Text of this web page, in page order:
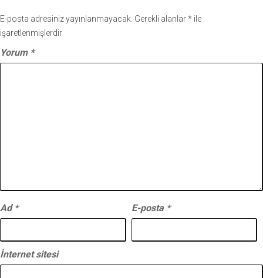
E-posta adresiniz yayınlanmayacak. Gerekli alanlar* ile
işaretlenmişlerdir
Yorum *
Ad * E-posta *
İnternet sitesi